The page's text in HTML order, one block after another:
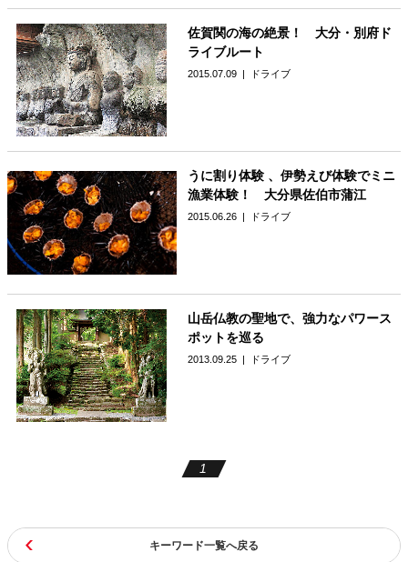
佐賀関の海の絶景！ 大分・別府ド
ライブルート
2015.07.09 ドライブ
うに割り体験 、伊勢えび体験でミニ
漁業体験！ 大分県佐伯市蒲江
2015.06.26 ドライブ
山岳仏教の聖地で、強力なパワース
ポットを巡る
2013.09.25 ドライブ
1
キーワード一覧へ戻る